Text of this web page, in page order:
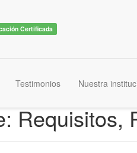
Certificada
Testimonios Nuestra
Requisitos,